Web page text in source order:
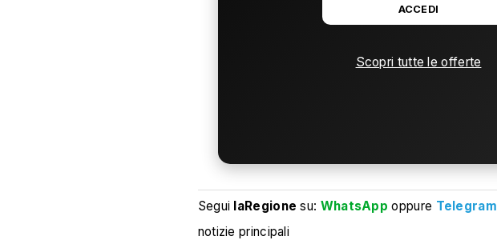
ACCEDI
Scopri tutte le offerte
Segui laRegione su: WhatsApp oppure Telegram
notizie principali